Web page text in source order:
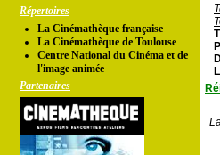
Répertoires
La Cinémathèque française
La Cinémathèque de Toulouse
Centre National du Cinéma et de
l'image animée
Partenaires